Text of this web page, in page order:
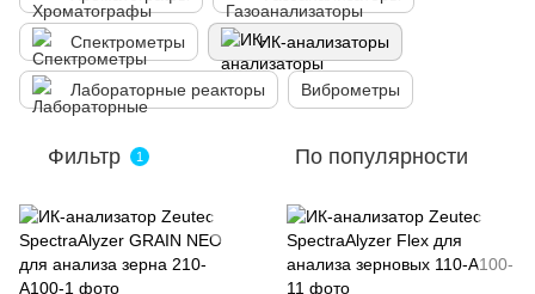
Спектрометры ИК-анализаторы
Лабораторные реакторы Виброметры
Фильтр 1 По популярности